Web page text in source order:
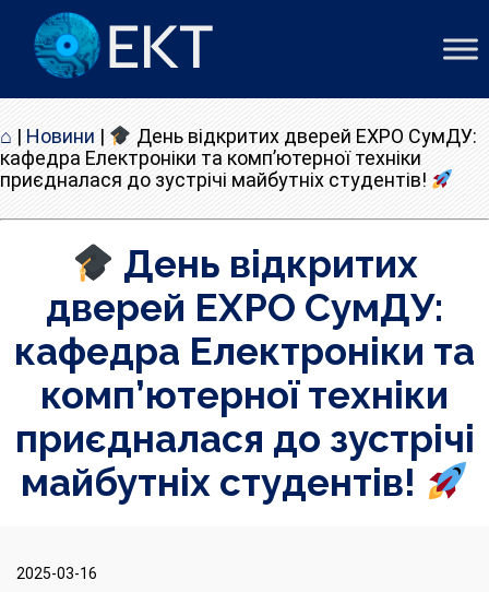
⌂ | Новини |
День відкритих дверей EXPO СумДУ:
кафедра Електроніки та комп’ютерної техніки
приєдналася до зустрічі майбутніх студентів!
День відкритих
дверей EXPO СумДУ:
кафедра Електроніки та
комп’ютерної техніки
приєдналася до зустрічі
майбутніх студентів!
2025-03-16